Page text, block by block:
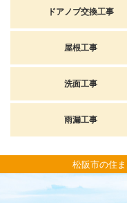
ドアノブ交換工事
屋根工事
洗面工事
雨漏工事
松阪市の住